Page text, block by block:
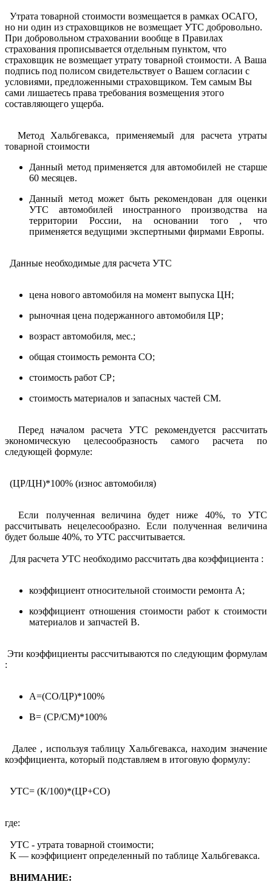
Утрата товарной стоимости возмещается в рамках ОСАГО,
но ни один из страховщиков не возмещает УТС добровольно.
При добровольном страховании вообще в Правилах
страхования прописывается отдельным пунктом, что
страховщик не возмещает утрату товарной стоимости. А Ваша
подпись под полисом свидетельствует о Вашем согласии с
условиями, предложенными страховщиком. Тем самым Вы
сами лишаетесь права требования возмещения этого
составляющего ущерба.
Метод Хальбгевакса, применяемый для расчета утраты
товарной стоимости
Данный метод применяется для автомобилей не старше
60 месяцев.
Данный метод может быть рекомендован для оценки
УТС автомобилей иностранного производства на
территории России, на основании того , что
применяется ведущими экспертными фирмами Европы.
Данные необходимые для расчета УТС
цена нового автомобиля на момент выпуска ЦН;
рыночная цена подержанного автомобиля ЦР;
возраст автомобиля, мес.;
общая стоимость ремонта СО;
стоимость работ СР;
стоимость материалов и запасных частей СМ.
Перед началом расчета УТС рекомендуется рассчитать
экономическую целесообразность самого расчета по
следующей формуле:
(ЦР/ЦН)*100% (износ автомобиля)
Если полученная величина будет ниже 40%, то УТС
рассчитывать нецелесообразно. Если полученная величина
будет больше 40%, то УТС рассчитывается.
Для расчета УТС необходимо рассчитать два коэффициента :
коэффициент относительной стоимости ремонта А;
коэффициент отношения стоимости работ к стоимости
материалов и запчастей В.
Эти коэффициенты рассчитываются по следующим формулам
:
А=(СО/ЦР)*100%
В= (СР/СМ)*100%
Далее , используя таблицу Хальбгевакса, находим значение
коэффициента, который подставляем в итоговую формулу:
УТС= (К/100)*(ЦР+СО)
где:
УТС - утрата товарной стоимости;
К — коэффициент определенный по таблице Хальбгевакса.
ВНИМАНИЕ: